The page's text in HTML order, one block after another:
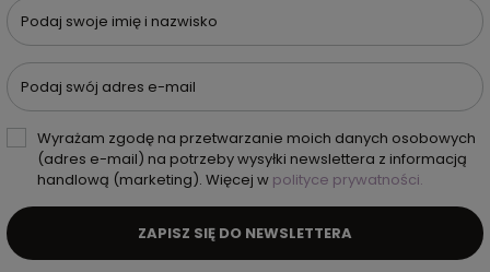
Podaj swoje imię i nazwisko
Podaj swój adres e-mail
Wyrażam zgodę na przetwarzanie moich danych osobowych
(adres e-mail) na potrzeby wysyłki newslettera z informacją
handlową (marketing). Więcej w polityce prywatności.
ZAPISZ SIĘ DO NEWSLETTERA